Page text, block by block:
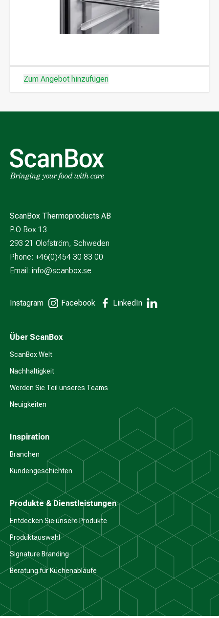
Zum Angebot hinzufügen
ScanBox Thermoproducts AB
P.O Box 13
293 21 Olofström, Schweden
Phone: +46(0)454 30 83 00
Email: info@scanbox.se
Instagram Facebook LinkedIn
Über ScanBox
ScanBox Welt
Nachhaltigkeit
Werden Sie Teil unseres Teams
Neuigkeiten
Inspiration
Branchen
Kundengeschichten
Produkte & Dienstleistungen
Entdecken Sie unsere Produkte
Produktauswahl
Signature Branding
Beratung für Küchenabläufe